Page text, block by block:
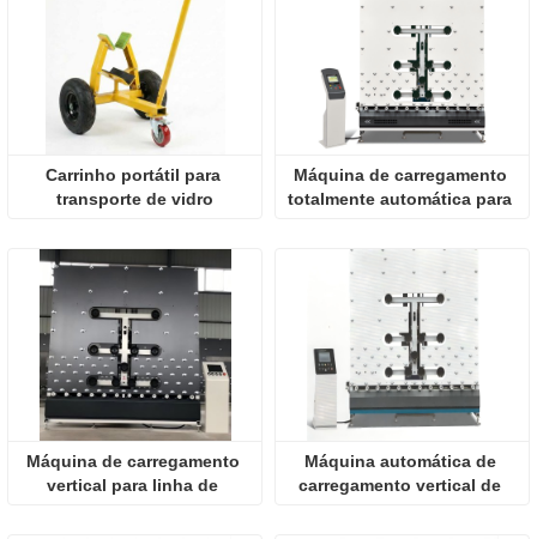
Carrinho portátil para
transporte de vidro
Máquina de carregamento
totalmente automática para
Máquina de carregamento
vertical para linha de
Máquina automática de
carregamento vertical de